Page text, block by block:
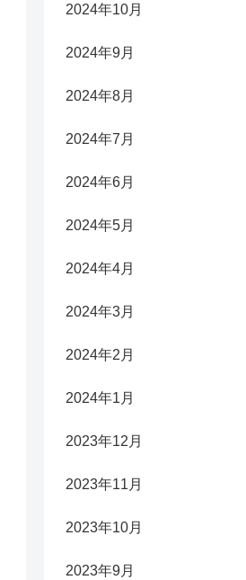
2024年10月
2024年9月
2024年8月
2024年7月
2024年6月
2024年5月
2024年4月
2024年3月
2024年2月
2024年1月
2023年12月
2023年11月
2023年10月
2023年9月